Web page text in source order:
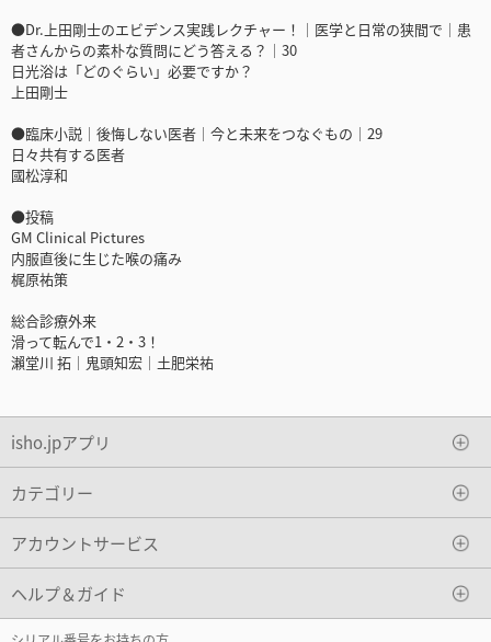
●Dr.上田剛士のエビデンス実践レクチャー！｜医学と日常の狭間で｜患
者さんからの素朴な質問にどう答える？｜30
日光浴は「どのぐらい」必要ですか？
上田剛士
●臨床小説｜後悔しない医者｜今と未来をつなぐもの｜29
日々共有する医者
國松淳和
●投稿
GM Clinical Pictures
内服直後に生じた喉の痛み
梶原祐策
総合診療外来
滑って転んで1・2・3！
瀨堂川 拓｜鬼頭知宏｜土肥栄祐
isho.jpアプリ
カテゴリー
アカウントサービス
ヘルプ＆ガイド